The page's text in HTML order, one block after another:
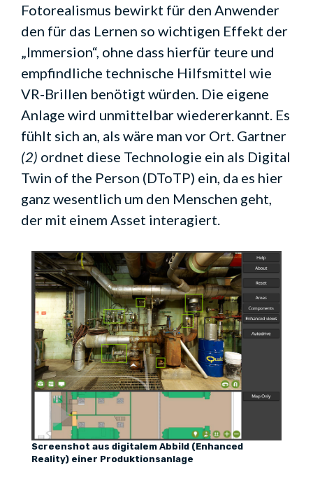
Fotorealismus bewirkt für den Anwender
den für das Lernen so wichtigen Effekt der
„Immersion“, ohne dass hierfür teure und
empfindliche technische Hilfsmittel wie
VR-Brillen benötigt würden. Die eigene
Anlage wird unmittelbar wiedererkannt. Es
fühlt sich an, als wäre man vor Ort. Gartner
(2) ordnet diese Technologie ein als Digital
Twin of the Person (DToTP) ein, da es hier
ganz wesentlich um den Menschen geht,
der mit einem Asset interagiert.
Screenshot aus digitalem Abbild (Enhanced
Reality) einer Produktionsanlage